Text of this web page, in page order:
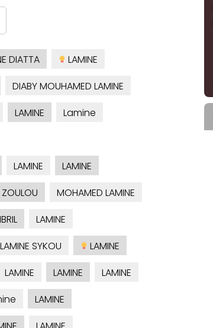
DIATTA
LAMINE
DIABY MOUHAMED LAMINE
LAMINE
Lamine
LAMINE
LAMINE
ZOULOU
MOHAMED LAMINE
LAMINE
LAMINE SYKOU
LAMINE
LAMINE LAMINE
LAMINE
LAMINE